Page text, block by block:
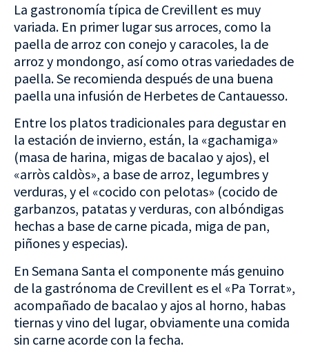
La gastronomía típica de Crevillent es muy
variada. En primer lugar sus arroces, como la
paella de arroz con conejo y caracoles, la de
arroz y mondongo, así como otras variedades de
paella. Se recomienda después de una buena
paella una infusión de Herbetes de Cantauesso.
Entre los platos tradicionales para degustar en
la estación de invierno, están, la «gachamiga»
(masa de harina, migas de bacalao y ajos), el
«arròs caldòs», a base de arroz, legumbres y
verduras, y el «cocido con pelotas» (cocido de
garbanzos, patatas y verduras, con albóndigas
hechas a base de carne picada, miga de pan,
piñones y especias).
En Semana Santa el componente más genuino
de la gastrónoma de Crevillent es el «Pa Torrat»,
acompañado de bacalao y ajos al horno, habas
tiernas y vino del lugar, obviamente una comida
sin carne acorde con la fecha.